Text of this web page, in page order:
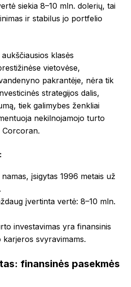
siekia 8–10 mln. dolerių, tai
ir stabilus jo portfelio
klasės
vietovėse,
pakrantėje, nėra tik
strategijos dalis,
tiek galimybes ženkliai
nekilnojamojo turto
Corcoran.
įsigytas 1996 metais už
įvertinta vertė: 8–10 mln.
investavimas yra finansinis
svyravimams.
finansinės pasekmės